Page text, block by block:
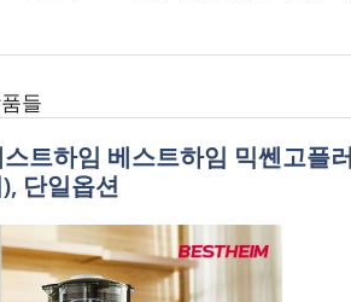
들
스트하임 베스트하임 믹쎈고플
단일옵션